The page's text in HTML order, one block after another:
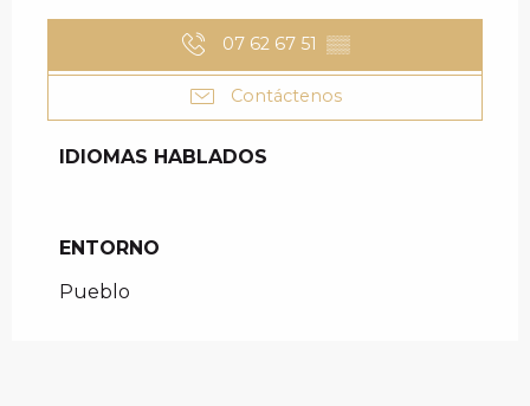
07 62 67 51 ▒▒
Contáctenos
IDIOMAS HABLADOS
IDIOMAS HABLADOS
ENTORNO
ENTORNO
Pueblo